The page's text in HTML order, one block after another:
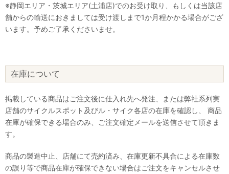
※静岡エリア・茨城エリア(土浦店)でのお受け取り、もしくは当該店
舗からの輸送におきましては受け渡しまで1か月程かかる場合がござ
います。予めご了承くださいませ。
在庫について
掲載している商品はご注文後に仕入れ先へ発注、または弊社系列実
店舗のサイクルスポット及びル・サイク各店の在庫を確認し、 商品
在庫が確保できる場合のみ、ご注文確定メールを送信させて頂きま
す。
商品の製造中止、店舗にて売約済み、在庫更新不具合による在庫数
の誤り等で商品在庫が確保できない場合はご注文をキャンセルさせ